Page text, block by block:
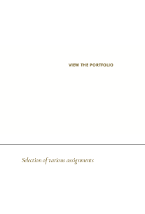
VIEW THE PORTFOLIO
Selection of various assignments